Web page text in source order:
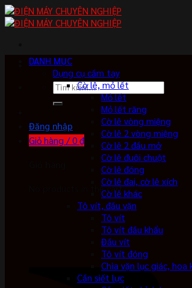
Skip
to
Tìm
kiếm:
Đăng nhập
Giỏ hàng /0 ₫
No products in the cart.
DANH MỤC
Dụng cụ cầm tay
Cờ lê, mỏ lết
Mỏ lết
Mỏ lết răng
Cờ lê vòng miệng
Cờ lê 2 vòng miệng
Cờ lê 2 đầu mở
Cờ lê đuôi chuột
Cờ lê đóng
Cờ lê đai, cờ lê xích
Cờ lê khác
Tô vít, đầu vặn
Tô vít
Tô vít đầu khẩu
Đầu vít
Tô vít đóng
Chìa vặn lục giác, hoa
Cần siết lực